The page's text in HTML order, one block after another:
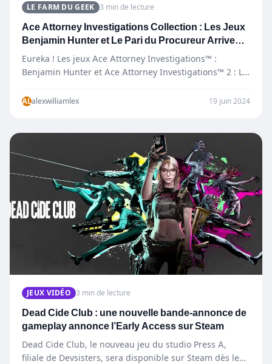
LE FARM DU GEEK 3 min de lecture
Ace Attorney Investigations Collection : Les Jeux
Benjamin Hunter et Le Pari du Procureur Arrivent
en Français
Eureka ! Les jeux Ace Attorney Investigations™ :
Benjamin Hunter et Ace Attorney Investigations™ 2 : Le
ALalexwilliamlex 19 juin 2024
JEUX VIDÉO 3 min de lecture
Dead Cide Club : une nouvelle bande-annonce de
gameplay annonce l’Early Access sur Steam
Dead Cide Club, le nouveau jeu du studio Press A,
filiale de Devsisters, sera disponible sur Steam dès le…